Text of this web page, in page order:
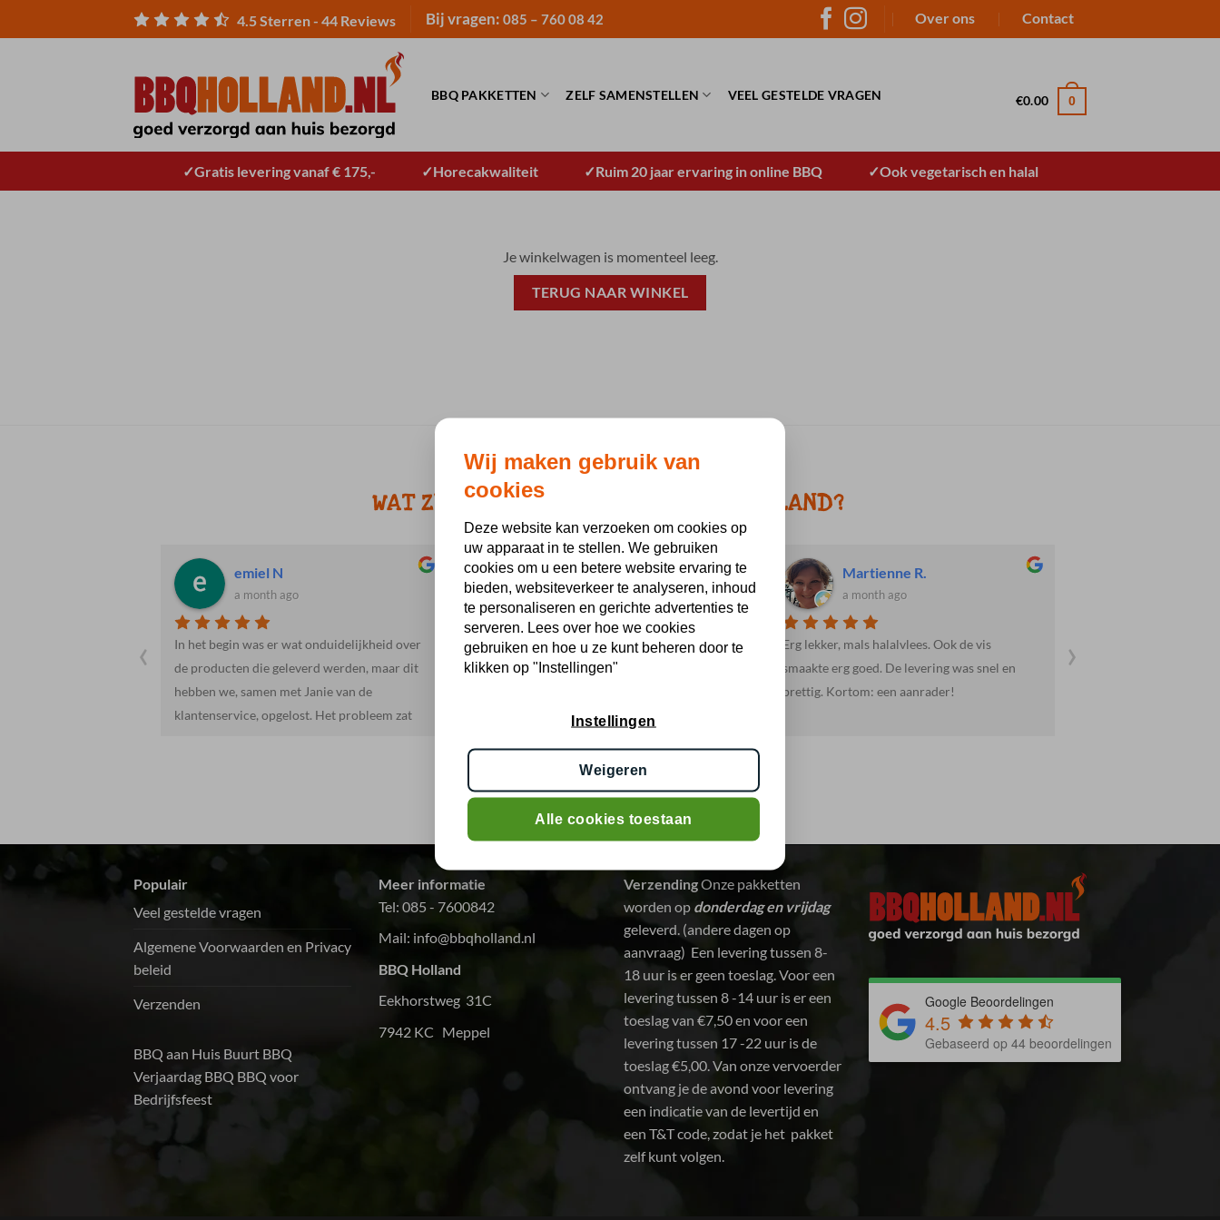
naar
4.5Sterren - 44 Reviews Bij vragen: 085 – 760 08 42 Over ons Contact
BBQ PAKKETTEN ZELF SAMENSTELLEN VEEL GESTELDE VRAGEN €0.00 0
Gratis levering vanaf € 175,- Horecakwaliteit Ruim 20 jaar ervaring in online BBQ Ook vegetarisch en halal
Je winkelwagen is momenteel leeg.
TERUG NAAR WINKEL
WAT ZEGGEN KLANTEN OVER BBQ HOLLAND?
emiel N
a month ago
In het begin was er wat onduidelijkheid over
de producten die geleverd werden, maar dit
hebben we, samen met Janie van de
klantenservice, opgelost. Het probleem zat
buurt-bbq. Volgende keer gaan we zeker
weer gebruik van jullie maken.Dank!!!
Jacob R.
a month ago
Heel vriendelijk en behulpzaam. Mooie en
lekkere producten. We gaan hier zeker vaker
Martienne R.
a month ago
Erg lekker, mals halalvlees. Ook de vis
smaakte erg goed. De levering was snel en
prettig. Kortom: een aanrader!
‹ ›
Populair
Veel gestelde vragen
Algemene Voorwaarden en Privacy
beleid
Verzenden
BBQ aan Huis Buurt BBQ
Verjaardag BBQ BBQ voor
Bedrijfsfeest
Meer informatie
Tel: 085 - 7600842
Mail: info@bbqholland.nl
BBQ Holland
Eekhorstweg 31C
7942 KC Meppel
VerzendingOnze pakketten
worden op donderdag en vrijdag
geleverd. (andere dagen op
aanvraag) Een levering tussen 8-
18 uur is er geen toeslag. Voor een
levering tussen 8 -14 uur is er een
toeslag van €7,50 en voor een
levering tussen 17 -22 uur is de
toeslag €5,00. Van onze vervoerder
ontvang je de avond voor levering
een indicatie van de levertijd en
een T&T code, zodat je het pakket
zelf kunt volgen.
Google Beoordelingen
4.5
Gebaseerd op 44 beoordelingen
Wij maken gebruik van
cookies
Deze website kan verzoeken om cookies op
uw apparaat in te stellen. We gebruiken
cookies om u een betere website ervaring te
bieden, websiteverkeer te analyseren, inhoud
te personaliseren en gerichte advertenties te
serveren. Lees over hoe we cookies
gebruiken en hoe u ze kunt beheren door te
klikken op "Instellingen"
Instellingen
Weigeren
Alle cookies toestaan